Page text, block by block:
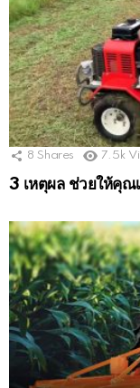
8 Shares 7.5k
3 เหตุผล ช่วยให้คุณ